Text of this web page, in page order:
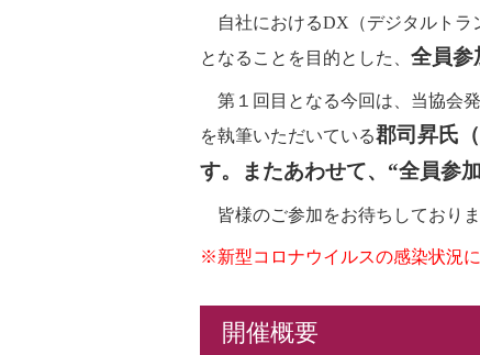
自社におけるDX（デジタルトラ
となることを目的とした、 全員参
第１回目となる今回は、当協会発
を執筆いただいている郡司昇氏
す。またあわせて、“全員参
皆様のご参加をお待ちしておりま
※新型コロナウイルスの感染状況
開催概要